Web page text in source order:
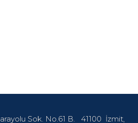
Sok. No.61 B. 41100 İzmit,